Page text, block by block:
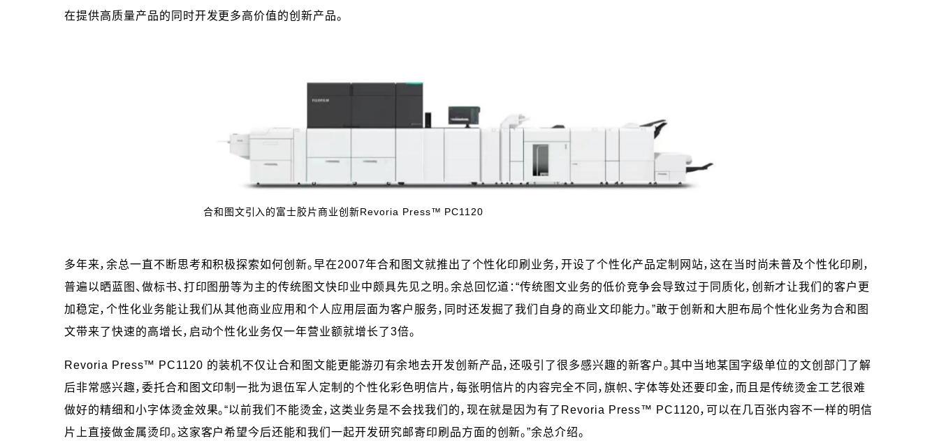
在提供高质量产品的同时开发更多高价值的创新产品。
合和图文引入的富士胶片商业创新Revoria Press™ PC1120
多年来，余总一直不断思考和积极探索如何创新。早在2007年合和图文就推出了个性化印刷业务，开设了个性化产品定制网站，这在当时尚未普及个性化印刷，
普遍以晒蓝图、做标书、打印图册等为主的传统图文快印业中颇具先见之明。余总回忆道：“传统图文业务的低价竞争会导致过于同质化，创新才让我们的客户更
加稳定，个性化业务能让我们从其他商业应用和个人应用层面为客户服务，同时还发掘了我们自身的商业文印能力。”敢于创新和大胆布局个性化业务为合和图
文带来了快速的高增长，启动个性化业务仅一年营业额就增长了3倍。
Revoria Press™ PC1120 的装机不仅让合和图文能更能游刃有余地去开发创新产品，还吸引了很多感兴趣的新客户。其中当地某国字级单位的文创部门了解
后非常感兴趣，委托合和图文印制一批为退伍军人定制的个性化彩色明信片，每张明信片的内容完全不同，旗帜、字体等处还要印金，而且是传统烫金工艺很难
做好的精细和小字体烫金效果。“以前我们不能烫金，这类业务是不会找我们的，现在就是因为有了Revoria Press™ PC1120，可以在几百张内容不一样的明信
片上直接做金属烫印。这家客户希望今后还能和我们一起开发研究邮寄印刷品方面的创新。”余总介绍。